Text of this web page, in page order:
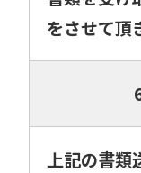
をさせて頂
上記の書類